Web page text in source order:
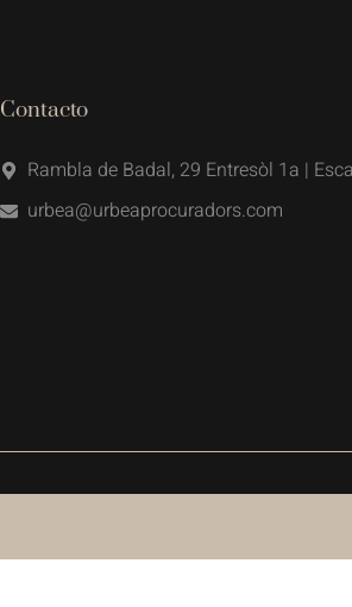
Contacto
Rambla de Badal, 29 Entresòl 1a |
urbea@urbeaprocuradors.com